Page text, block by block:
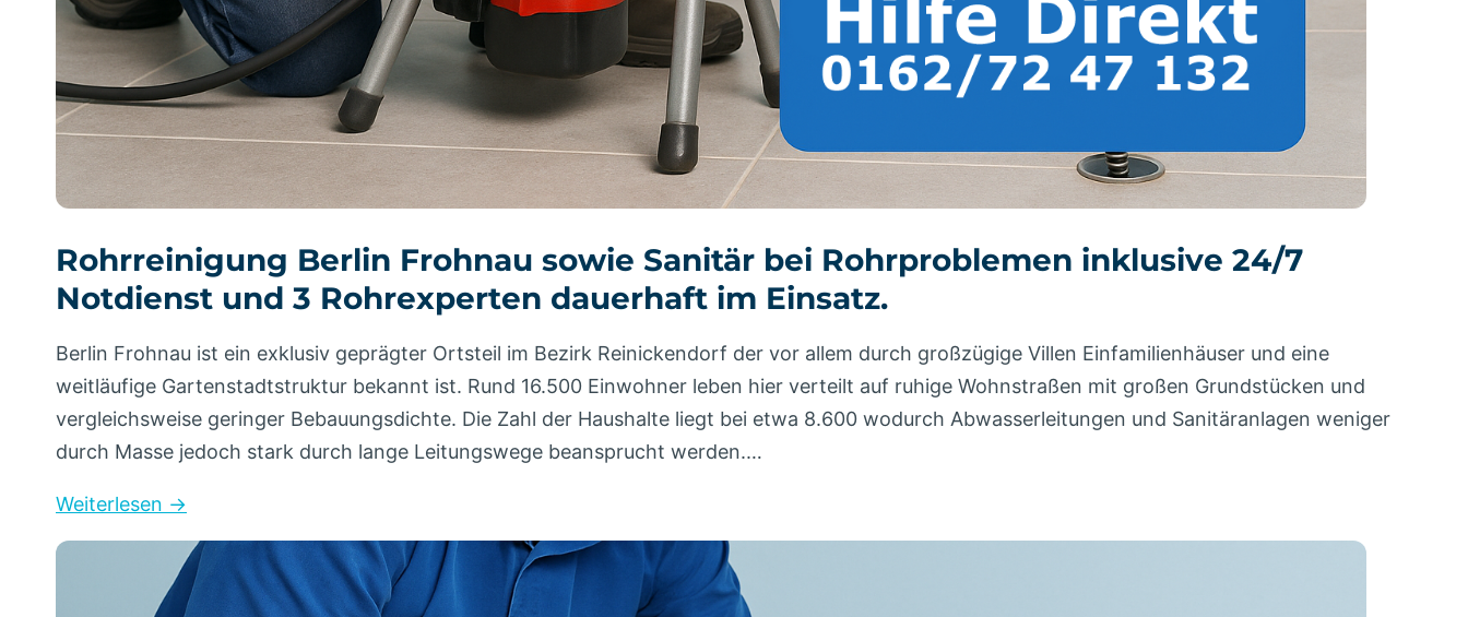
Rohrreinigung Berlin Frohnau sowie Sanitär bei Rohrproblemen inklusive 24/7
Notdienst und 3 Rohrexperten dauerhaft im Einsatz.
Berlin Frohnau ist ein exklusiv geprägter Ortsteil im Bezirk Reinickendorf der vor allem durch großzügige Villen Einfamilienhäuser und eine
weitläufige Gartenstadtstruktur bekannt ist. Rund 16.500 Einwohner leben hier verteilt auf ruhige Wohnstraßen mit großen Grundstücken und
vergleichsweise geringer Bebauungsdichte. Die Zahl der Haushalte liegt bei etwa 8.600 wodurch Abwasserleitungen und Sanitäranlagen weniger
durch Masse jedoch stark durch lange Leitungswege beansprucht werden.…
Weiterlesen →